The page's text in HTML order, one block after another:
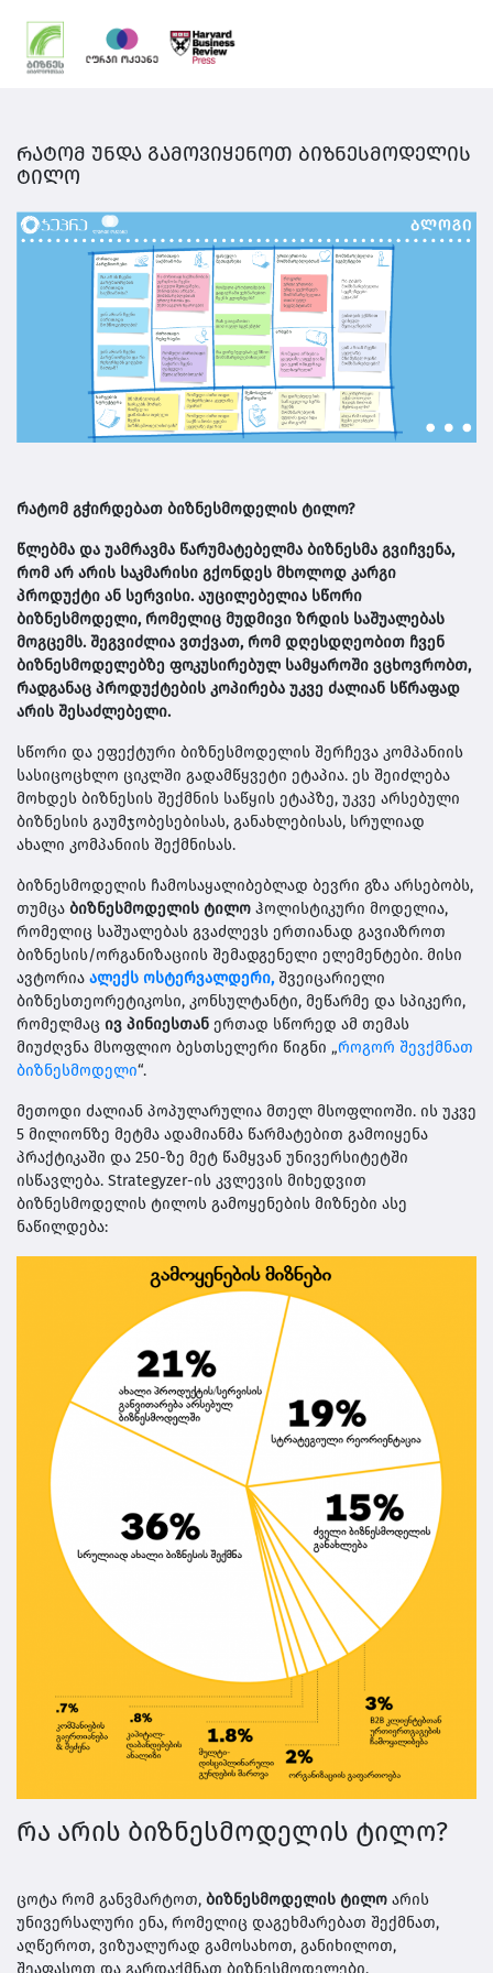
რატომ უნდა გამოვიყენოთ ბიზნესმოდელის
ტილო
რატომ გჭირდებათ ბიზნესმოდელის ტილო?
წლებმა და უამრავმა წარუმატებელმა ბიზნესმა გვიჩვენა,
რომ არ არის საკმარისი გქონდეს მხოლოდ კარგი
პროდუქტი ან სერვისი. აუცილებელია სწორი
ბიზნესმოდელი, რომელიც მუდმივი ზრდის საშუალებას
მოგცემს. შეგვიძლია ვთქვათ, რომ დღესდღეობით ჩვენ
ბიზნესმოდელებზე ფოკუსირებულ სამყაროში ვცხოვრობთ,
რადგანაც პროდუქტების კოპირება უკვე ძალიან სწრაფად
არის შესაძლებელი.
სწორი და ეფექტური ბიზნესმოდელის შერჩევა კომპანიის
სასიცოცხლო ციკლში გადამწყვეტი ეტაპია. ეს შეიძლება
მოხდეს ბიზნესის შექმნის საწყის ეტაპზე, უკვე არსებული
ბიზნესის გაუმჯობესებისას, განახლებისას, სრულიად
ახალი კომპანიის შექმნისას.
ბიზნესმოდელის ჩამოსაყალიბებლად ბევრი გზა არსებობს,
თუმცა ბიზნესმოდელის ტილო ჰოლისტიკური მოდელია,
რომელიც საშუალებას გვაძლევს ერთიანად გავიაზროთ
ბიზნესის/ორგანიზაციის შემადგენელი ელემენტები. მისი
ავტორია ალექს ოსტერვალდერი, შვეიცარიელი
ბიზნესთეორეტიკოსი, კონსულტანტი, მეწარმე და სპიკერი,
რომელმაც ივ პინიესთან ერთად სწორედ ამ თემას
მიუძღვნა მსოფლიო ბესთსელერი წიგნი „როგორ შევქმნათ
ბიზნესმოდელი“.
მეთოდი ძალიან პოპულარულია მთელ მსოფლიოში. ის უკვე
5 მილიონზე მეტმა ადამიანმა წარმატებით გამოიყენა
პრაქტიკაში და 250-ზე მეტ წამყვან უნივერსიტეტში
ისწავლება. Strategyzer-ის კვლევის მიხედვით
ბიზნესმოდელის ტილოს გამოყენების მიზნები ასე
ნაწილდება:
რა არის ბიზნესმოდელის ტილო?
ცოტა რომ განვმარტოთ, ბიზნესმოდელის ტილო არის
უნივერსალური ენა, რომელიც დაგეხმარებათ შექმნათ,
აღწეროთ, ვიზუალურად გამოსახოთ, განიხილოთ,
შეაფასოთ და გარდაქმნათ ბიზნესმოდელები.